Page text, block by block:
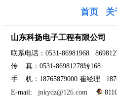
首页 关
山东科扬电子工程有限公司
联系电话：0531-86981968
传 真：0531-86981278转168
手 机：18765879000 崔经理
E-mail: jnkydz@126.com